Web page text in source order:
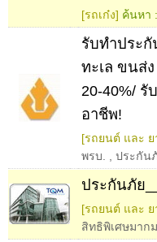
[รถเก๋ง] ค้นหา :
รับทำประ
ทะเล ขนส่
20-40%/
อาชีพ!
[รถยนต์ และ
พรบ.
ประกัน
ประกันภัย
[รถยนต์ และ
สิทธิพิเศษมาก